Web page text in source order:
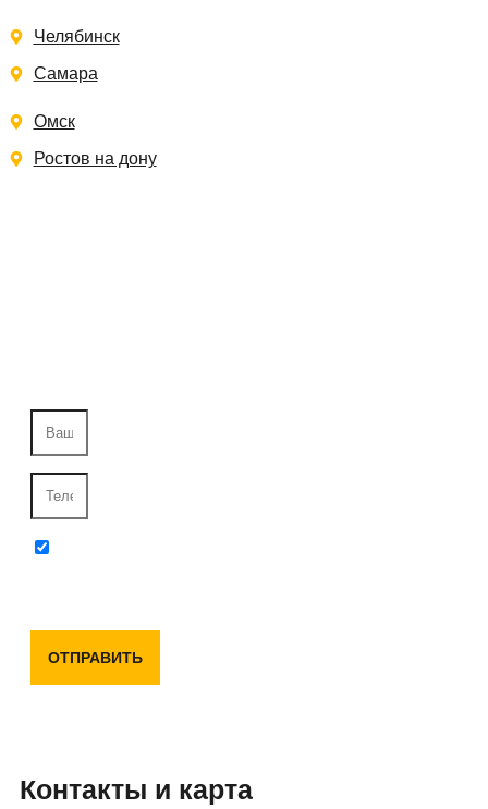
Челябинск
Самара
Омск
Ростов на дону
ОТПРАВИТЬ
Контакты и карта